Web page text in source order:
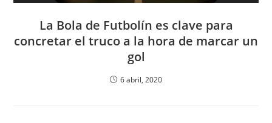
La Bola de Futbolín es clave para
concretar el truco a la hora de marcar un
gol
6 abril, 2020